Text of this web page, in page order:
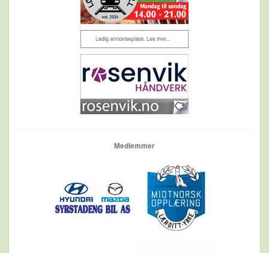
Medlemmer